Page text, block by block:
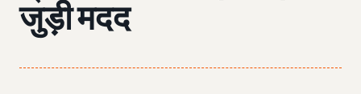
जुड़ी मदद